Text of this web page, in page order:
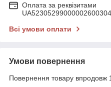
Оплата за реквізитами
Всі умови оплати
Умови повернення
Повернення товару впродовж